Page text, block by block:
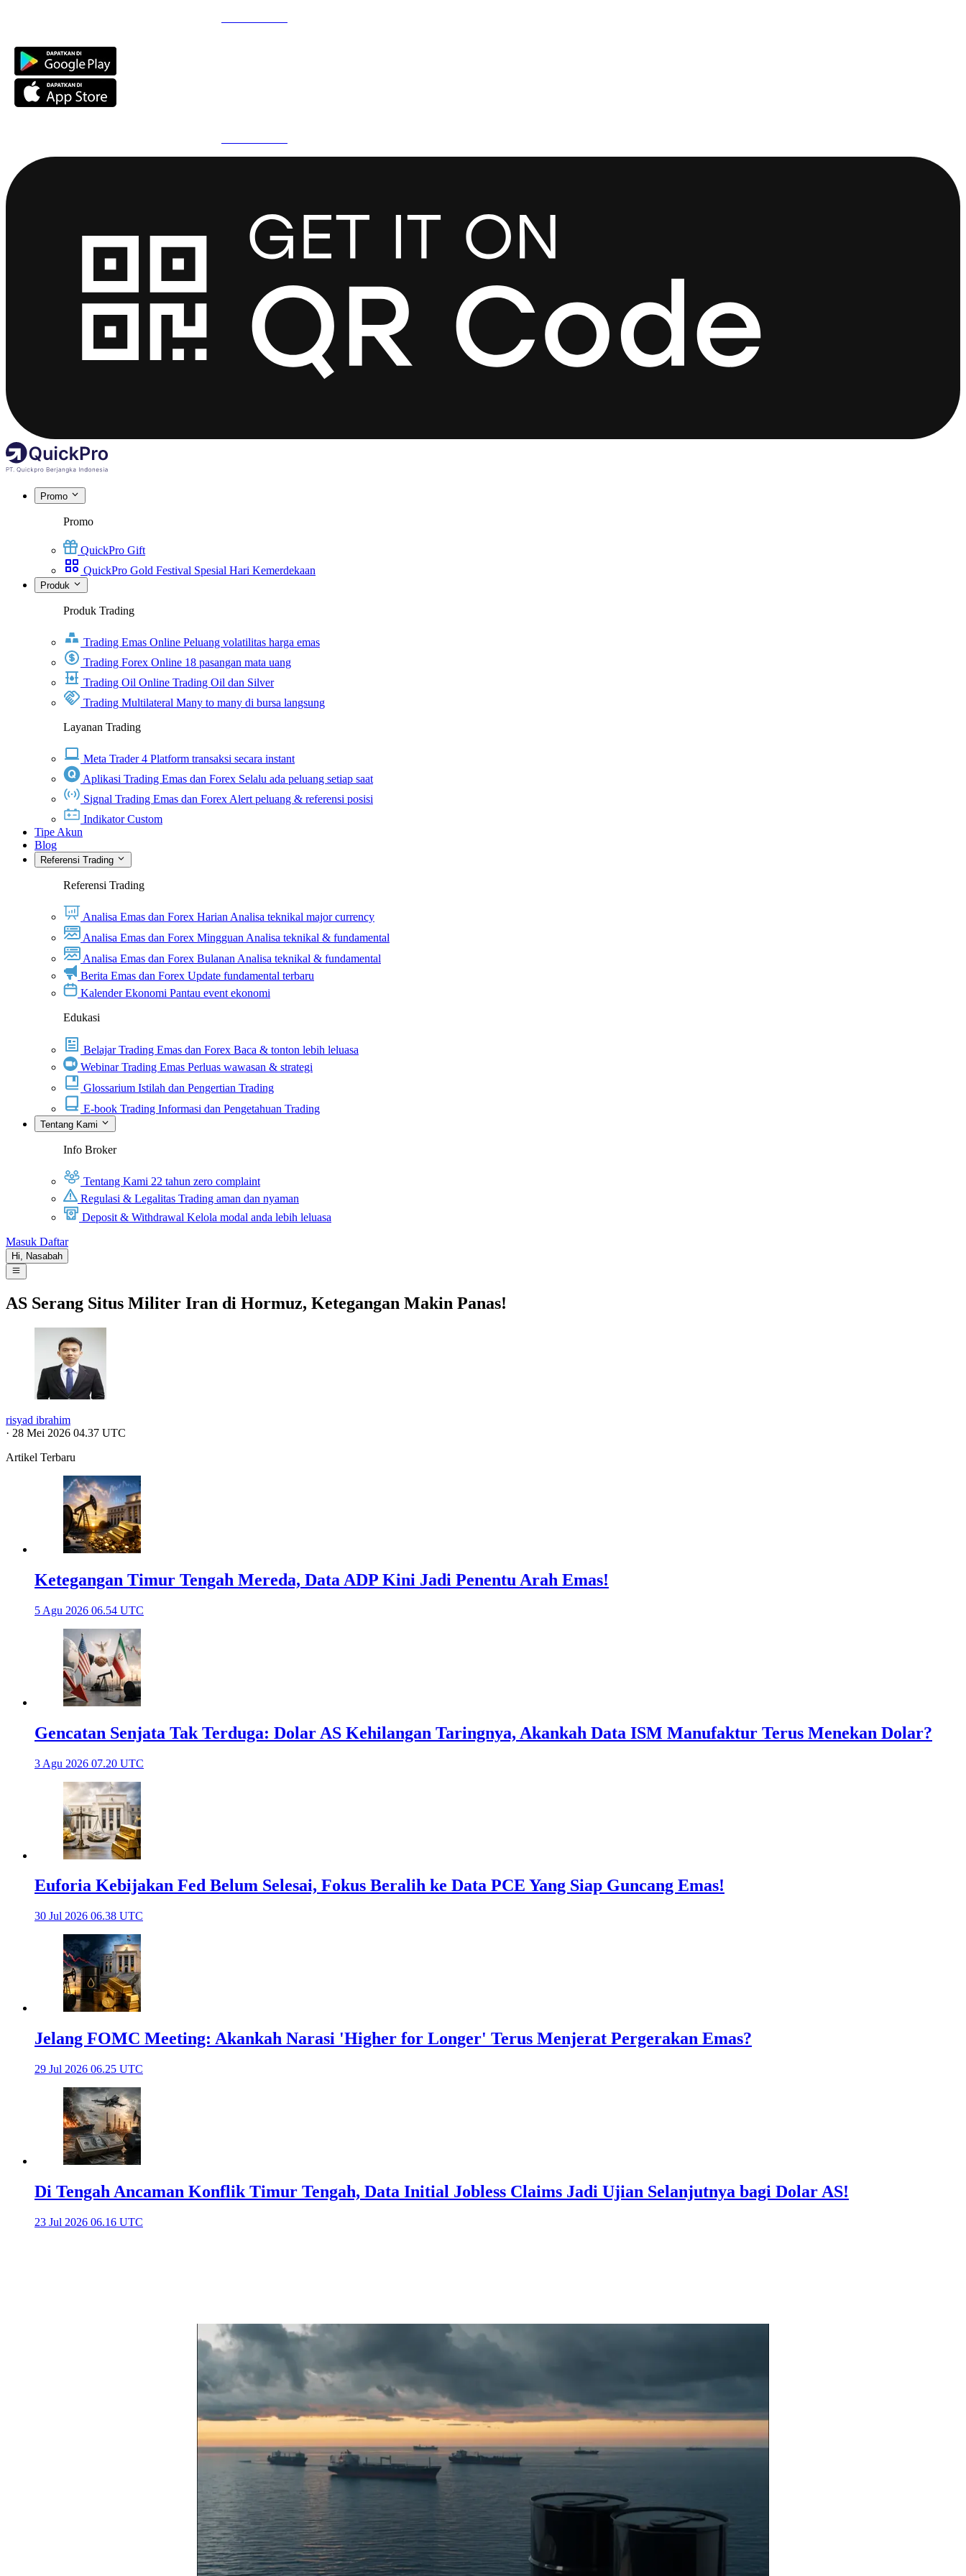
Promo
Promo
QuickPro Gift
QuickPro Gold Festival Spesial Hari Kemerdekaan
Produk
Produk Trading
Trading Emas Online Peluang volatilitas harga emas
Trading Forex Online 18 pasangan mata uang
Trading Oil Online Trading Oil dan Silver
Trading Multilateral Many to many di bursa langsung
Layanan Trading
Meta Trader 4 Platform transaksi secara instant
Aplikasi Trading Emas dan Forex Selalu ada peluang setiap saat
Signal Trading Emas dan Forex Alert peluang & referensi posisi
Indikator Custom
Tipe Akun
Blog
Referensi Trading
Referensi Trading
Analisa Emas dan Forex HarianAnalisa teknikal major currency
Analisa Emas dan Forex MingguanAnalisa teknikal & fundamental
Analisa Emas dan Forex BulananAnalisa teknikal & fundamental
Berita Emas dan Forex Update fundamental terbaru
Kalender Ekonomi Pantau event ekonomi
Edukasi
Belajar Trading Emas dan Forex Baca & tonton lebih leluasa
Webinar Trading Emas Perluas wawasan & strategi
Glossarium Istilah dan Pengertian Trading
E-book Trading Informasi dan Pengetahuan Trading
Tentang Kami
Info Broker
Tentang Kami 22 tahun zero complaint
Regulasi & Legalitas Trading aman dan nyaman
Deposit & Withdrawal Kelola modal anda lebih leluasa
Masuk Daftar
Hi, Nasabah
AS Serang Situs Militer Iran di Hormuz, Ketegangan Makin Panas!
risyad ibrahim
· 28 Mei 2026 04.37 UTC
Artikel Terbaru
Ketegangan Timur Tengah Mereda, Data ADP Kini Jadi Penentu Arah Emas!
5 Agu 2026 06.54 UTC
Gencatan Senjata Tak Terduga: Dolar AS Kehilangan Taringnya, Akankah Data ISM Manufaktur Terus Menekan Dolar?
3 Agu 2026 07.20 UTC
Euforia Kebijakan Fed Belum Selesai, Fokus Beralih ke Data PCE Yang Siap Guncang Emas!
30 Jul 2026 06.38 UTC
Jelang FOMC Meeting: Akankah Narasi 'Higher for Longer' Terus Menjerat Pergerakan Emas?
29 Jul 2026 06.25 UTC
Di Tengah Ancaman Konflik Timur Tengah, Data Initial Jobless Claims Jadi Ujian Selanjutnya bagi Dolar AS!
23 Jul 2026 06.16 UTC